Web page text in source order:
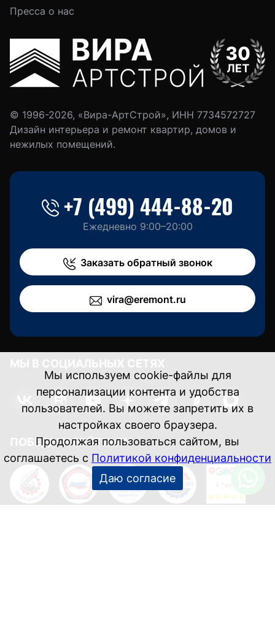
Пресса о нас
© 1996-2026, «Вира-АртСтрой», ИНН 7734572727
Дизайн интерьера и ремонт квартир, домов и
нежилых помещений.
+7 (499) 444-88-20
Ежедневно 9:00–20:00
Заказать обратный звонок
vira@eremont.ru
МЫ В СОЦИАЛЬНЫХ СЕТЯХ
ПОБЕДЫ И РЕЙТИНГИ
Мы используем cookie-файлы для
персонализации контента и удобства
пользователей. Вы можете запретить их в
настройках своего браузера.
Продолжая пользоваться сайтом, вы
соглашаетесь с Политикой конфиденциальности
Даю согласие